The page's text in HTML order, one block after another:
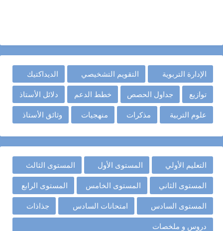
الإدارة التربوية التقويم التشخيصي الديداكتيك
توازيع جداول الحصص خطط الدعم دلائل الأستاذ
علوم التربية مذكرات منهجيات وثائق الأستاذ
التعليم الأولي المستوى الأول المستوى الثالث
المستوى الثاني المستوى الخامس المستوى الرابع
المستوى السادس امتحانات السادس جذاذات
دروس و ملخصات